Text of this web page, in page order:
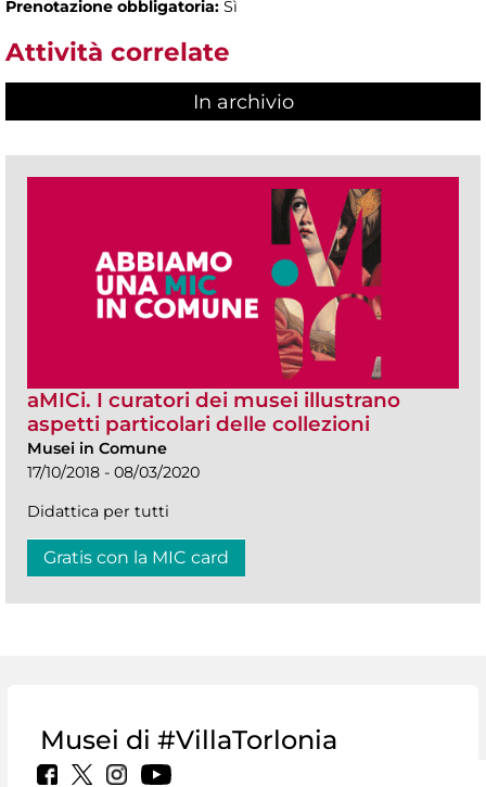
Prenotazione obbligatoria: Sì
Attività correlate
In archivio
aMICi. I curatori dei musei illustrano
aspetti particolari delle collezioni
Musei in Comune
17/10/2018 - 08/03/2020
Didattica per tutti
Gratis con la MIC card
Musei di #VillaTorlonia